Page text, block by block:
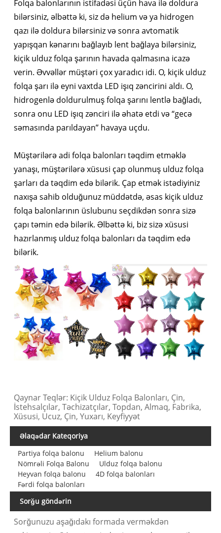
Folqa balonlarının istifadəsi üçün hava ilə doldura
bilərsiniz, əlbəttə ki, siz də helium və ya hidrogen
qazı ilə doldura bilərsiniz və sonra avtomatik
yapışqan kənarını bağlayıb lent bağlaya bilərsiniz,
kiçik ulduz folqa şarının havada qalmasına icazə
verin. Əvvəllər müştəri çox yaradıcı idi. O, kiçik ulduz
folqa şarı ilə eyni vaxtda LED işıq zəncirini aldı. O,
hidrogenlə doldurulmuş folqa şarını lentlə bağladı,
sonra onu LED işıq zənciri ilə əhatə etdi və “gecə
səmasında parıldayan” havaya uçdu.
Müştərilərə adi folqa balonları təqdim etməklə
yanaşı, müştərilərə xüsusi çap olunmuş ulduz folqa
şarları da təqdim edə bilərik. Çap etmək istədiyiniz
naxışa sahib olduğunuz müddətdə, əsas kiçik ulduz
folqa balonlarının üslubunu seçdikdən sonra sizə
çapı təmin edə bilərik. Əlbəttə ki, biz sizə xüsusi
hazırlanmış ulduz folqa balonları da təqdim edə
bilərik.
Qaynar Teqlər: Kiçik Ulduz Folqa Balonları, Çin,
İstehsalçılar, Təchizatçılar, Topdan, Almaq, Fabrika,
Xüsusi, Ucuz, Çin, Yuxarı, Keyfiyyət
Əlaqədar Kateqoriya
Partiya folqa balonu
Helium balonu
Nömrəli Folqa Balonu
Ulduz folqa balonu
Heyvan folqa balonu
4D folqa balonları
Fərdi folqa balonları
Sorğu göndərin
Sorğunuzu aşağıdakı formada verməkdən